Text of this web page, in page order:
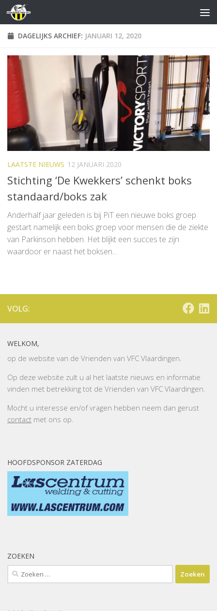
Doorgaan naar inhoud
DAGELIJKS ARCHIEF: JANUARI 12, 2020
LAATSTE NIEUWS 12 JANUARI 2020
Stichting ‘De Kwekkers’ schenkt boks
standaard/boks zak
Anderhalf jaar geleden is bij PiT een nieuwe boks groep
gestart namelijk een boks groep voor mensen die de ziekte
van Parkinson hebben. Het blijkt een succes te zijn
waardoor er naast het boksen...
VOLG:
WELKOM,
op de website van de Vrienden van VFC Vlaardingen.
Op deze website zult u al het laatste nieuws en informatie
vinden met betrekking tot de Vrienden van VFC Vlaardingen.
Mocht u interesse en/of vragen hebben neem dan gerust
contact met ons op.
HOOFDSPONSOR ZATERDAG
ZOEKEN
Zoeken
naar: